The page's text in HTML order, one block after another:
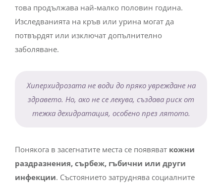
това продължава най-малко половин година.
Изследванията на кръв или урина могат да
потвърдят или изключат допълнително
заболяване.
Хиперхидрозата не води до пряко увреждане на
здравето. Но, ако не се лекува, създава риск от
тежка дехидратация, особено през лятото.
Понякога в засегнатите места се появяваткожни
раздразнения, сърбеж, гъбични или други
инфекции. Състоянието затруднява социалните